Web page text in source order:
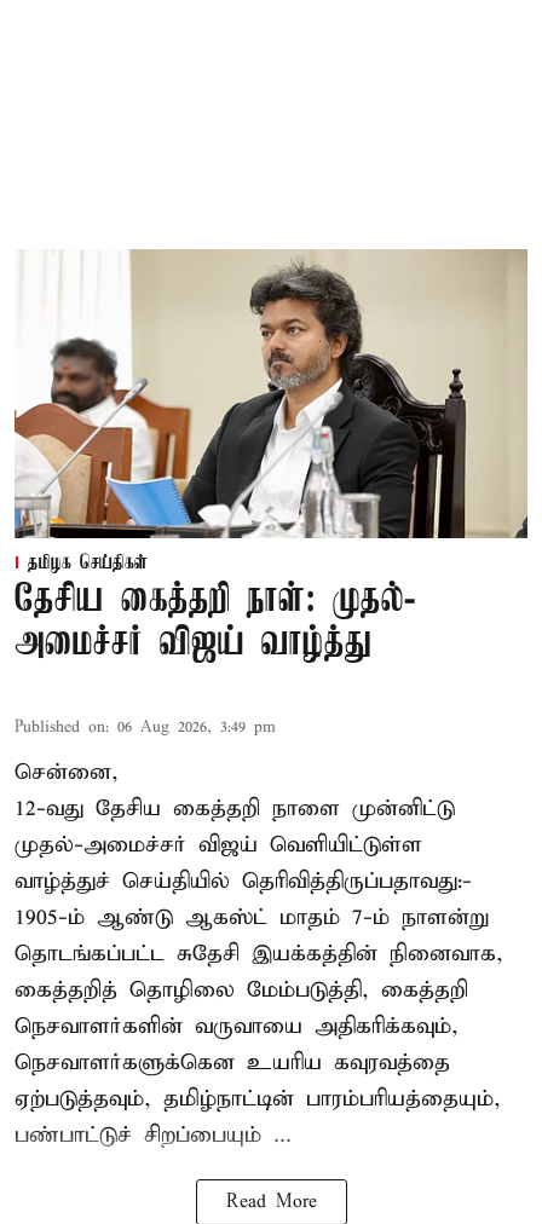
தமிழக செய்திகள்
தேசிய கைத்தறி நாள்: முதல்-
அமைச்சர் விஜய் வாழ்த்து
Published on: 06 Aug 2026, 3:49 pm
சென்னை,
12-வது தேசிய கைத்தறி நாளை முன்னிட்டு
முதல்-அமைச்சர் விஜய் வெளியிட்டுள்ள
வாழ்த்துச் செய்தியில் தெரிவித்திருப்பதாவது:-
1905-ம் ஆண்டு ஆகஸ்ட் மாதம் 7-ம் நாளன்று
தொடங்கப்பட்ட சுதேசி இயக்கத்தின் நினைவாக,
கைத்தறித் தொழிலை மேம்படுத்தி, கைத்தறி
நெசவாளர்களின் வருவாயை அதிகரிக்கவும்,
நெசவாளர்களுக்கென உயரிய கவுரவத்தை
ஏற்படுத்தவும், தமிழ்நாட்டின் பாரம்பரியத்தையும்,
பண்பாட்டுச் சிறப்பையும் ...
Read More